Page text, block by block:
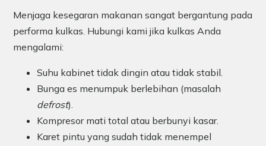
Menjaga kesegaran makanan sangat bergantung pada
performa kulkas. Hubungi kami jika kulkas Anda
mengalami:
Suhu kabinet tidak dingin atau tidak stabil.
Bunga es menumpuk berlebihan (masalah
defrost).
Kompresor mati total atau berbunyi kasar.
Karet pintu yang sudah tidak menempel